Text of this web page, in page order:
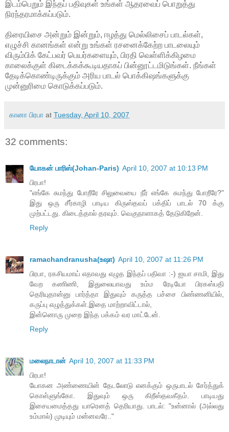
இடம்பெறும் இந்தப் பதிவுகள் உங்கள் ஆதரவைப் பொறுத்து
நிரந்தரமாக்கப்படும்.
திரையிசை அன்றும் இன்றும், ஈழத்து மெல்லிசைப் பாடல்கள்,
எழுச்சி கானங்கள் என்று உங்கள் ரசனைக்கேற்ற பாடலையும்
விரும்பிக் கேட்பவர் பெயர்களையும், பிரதி வெள்ளிக்கிழமை
காலைக்குள் கிடைக்கக்கூடியதாகப் பின்னூட்டமிடுங்கள். நீங்கள்
தேடிக்கொண்டிருக்கும் அரிய பாடல் பொக்கிஷங்களுக்கு
முன்னுரிமை கொடுக்கப்படும்.
கானா பிரபா at Tuesday, April 10, 2007
32 comments:
யோகன் பாரிஸ்(Johan-Paris) April 10, 2007 at 10:13 PM
பிரபா!
"எங்கே சுமந்து போறீரே சிலுவையை நீர் எங்கே சுமந்து போறீரே?"
இது ஒரு சீர்காழி பாடிய கிருஸ்தவப் பக்திப் பாடல் 70 க்கு
முற்பட்டது. கிடைத்தால் தரவும். வெகுநாளாகத் தேடுகிறேன்.
Reply
ramachandranusha(உஷா) April 10, 2007 at 11:26 PM
பிரபா, ரகசியமாய் எதாவது எழுத இந்தப் பதிவா :-) ஐயா சாமி, இது
வேற கணிணி, இதுலையாவது உம்ம ரேடியோ பிரகஸ்பதி
தெரியுதான்னு பார்த்தா இதுவும் கருத்த பச்சை பிண்ணனியில்,
கருப்பு எழுத்துக்கள்.இதை மாற்றாவிட்டால்,
இன்னொரு முறை இந்த பக்கம் வர மாட்டேன்.
Reply
மலைநாடான் April 10, 2007 at 11:33 PM
பிரபா!
யோகன அண்ணையின் தேடலோடு எனக்கும் ஒருபாடல் சேர்த்துக்
கொள்ளுங்கோ. இதுவும் ஒரு கிறீஸ்தவகீதம். பாடியது
இசையமைத்தது யாரெனத் தெரியாது. பாடல்: "உன்னால் (அல்லது
உம்மால்) முடியும் மன்னவரே.."